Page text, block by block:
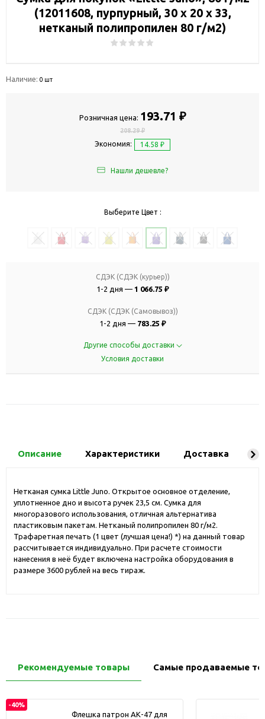
(12011608, пурпурный, 30 х 20 х 33,
нетканый полипропилен 80 г/м2)
Наличие: 0 шт
Розничная цена: 193.71 ₽
208.29 ₽
Экономия: 14.58 ₽
Нашли дешевле?
Выберите Цвет :
СДЭК (СДЭК (курьер))
1-2 дня — 1 066.75 ₽
СДЭК (СДЭК (Самовывоз))
1-2 дня — 783.25 ₽
Другие способы доставки
Условия доставки
Описание Характеристики Доставка
Нетканая сумка Little Juno. Открытое основное отделение,
уплотненное дно и высота ручек 23,5 см. Сумка для
многоразового использования, отличная альтернатива
пластиковым пакетам. Нетканый полипропилен 80 г/м2.
Трафаретная печать (1 цвет (лучшая цена!) *) на данный товар
рассчитывается индивидуально. При расчете стоимости
нанесения в неё будет включена настройка оборудования в
размере 3600 рублей на весь тираж.
Рекомендуемые товары Самые продаваемые
-40%
Флешка патрон АК-47 для